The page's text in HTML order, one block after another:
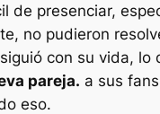
de presenciar,
no pudieron
con su vida,
pareja. a sus
eso.